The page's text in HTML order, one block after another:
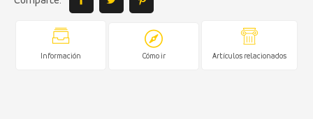
Información Cómo ir Artículos relacionados